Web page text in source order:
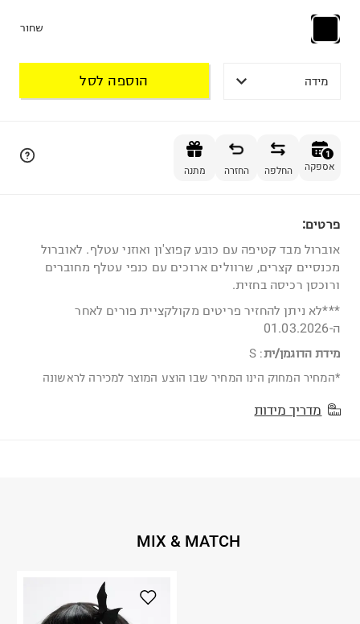
שחור
מידה הוספה לסל
1
אספקה החלפה החזרה מתנה
פרטים:
אוברול מבד קטיפה עם כובע קפוצ'ון ואוזני עטלף. לאוברול
מכנסיים קצרים, שרוולים ארוכים עם כנפי עטלף מחוברים
ורוכסן רכיסה בחזית.
***לא ניתן להחזיר פריטים מקולקציית פורים לאחר
ה-01.03.2026
מידת הדוגמן/ית:
S
*המחיר המחוק הינו המחיר שבו הוצע המוצר למכירה לראשונה
מדריך מידות
MIX & MATCH